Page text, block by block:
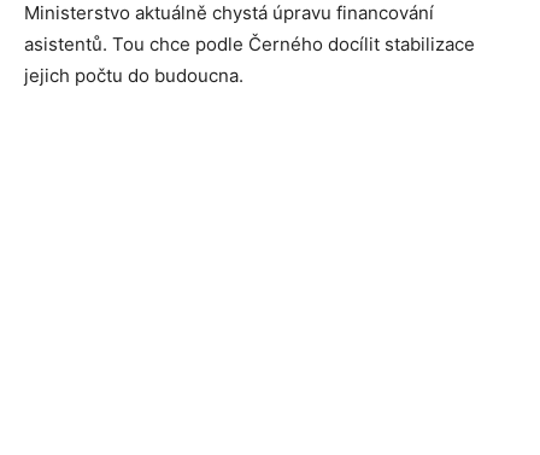
Ministerstvo aktuálně chystá úpravu financování
asistentů. Tou chce podle Černého docílit stabilizace
jejich počtu do budoucna.